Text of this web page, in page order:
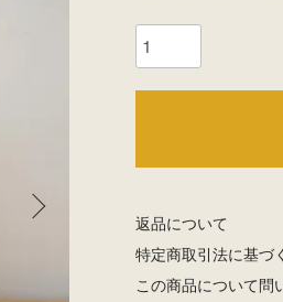
返品について
特定商取引法に基づ
この商品について問